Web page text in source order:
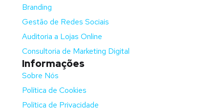
Branding
Gestão de Redes Sociais
Auditoria a Lojas Online
Consultoria de Marketing Digital
Informações
Sobre Nós
Política de Cookies
Política de Privacidade